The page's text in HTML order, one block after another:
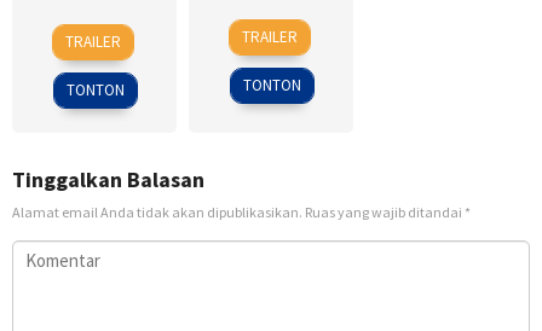
18
Sep
2025
Kim
Byung-
woo
TRAILER
TONTON
17
Jan
2007
Sean
Ellis
TRAILER
TONTON
Tinggalkan Balasan
Alamat email Anda tidak akan dipublikasikan. Ruas yang wajib ditandai *